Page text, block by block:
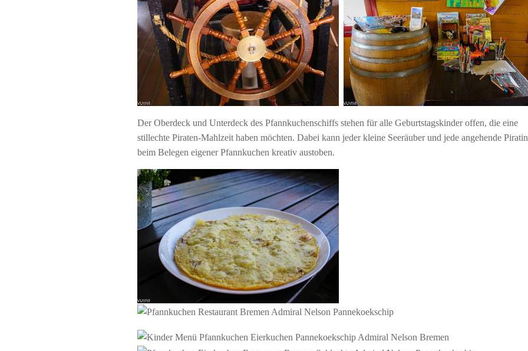
Der Oberdeck und Unterdeck des Pfannkuchenschiffs stehen für alle Geburtstagskinder offen, die eine
stillechte Piraten-Mahlzeit haben möchten. Dabei kann jeder kleine Seeräuber und jede angehende
beim Belegen eigener Pfannkuchen kreativ austoben.